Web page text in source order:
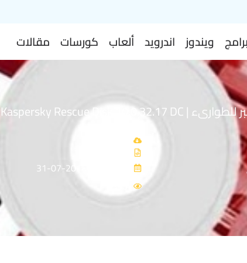
برامج ويندوز اندرويد ألعاب كورسات مقالات
اسطوانة كاسبر للطوارىء | Kaspersky Rescue Disk 10.0.32.17 DC